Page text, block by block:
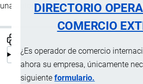
DIRECTORIO
COMERCIO
¿Es operador de comercio
ahora su empresa, únicamente
siguienteformulario.
una autoridad o entidad habilitada para